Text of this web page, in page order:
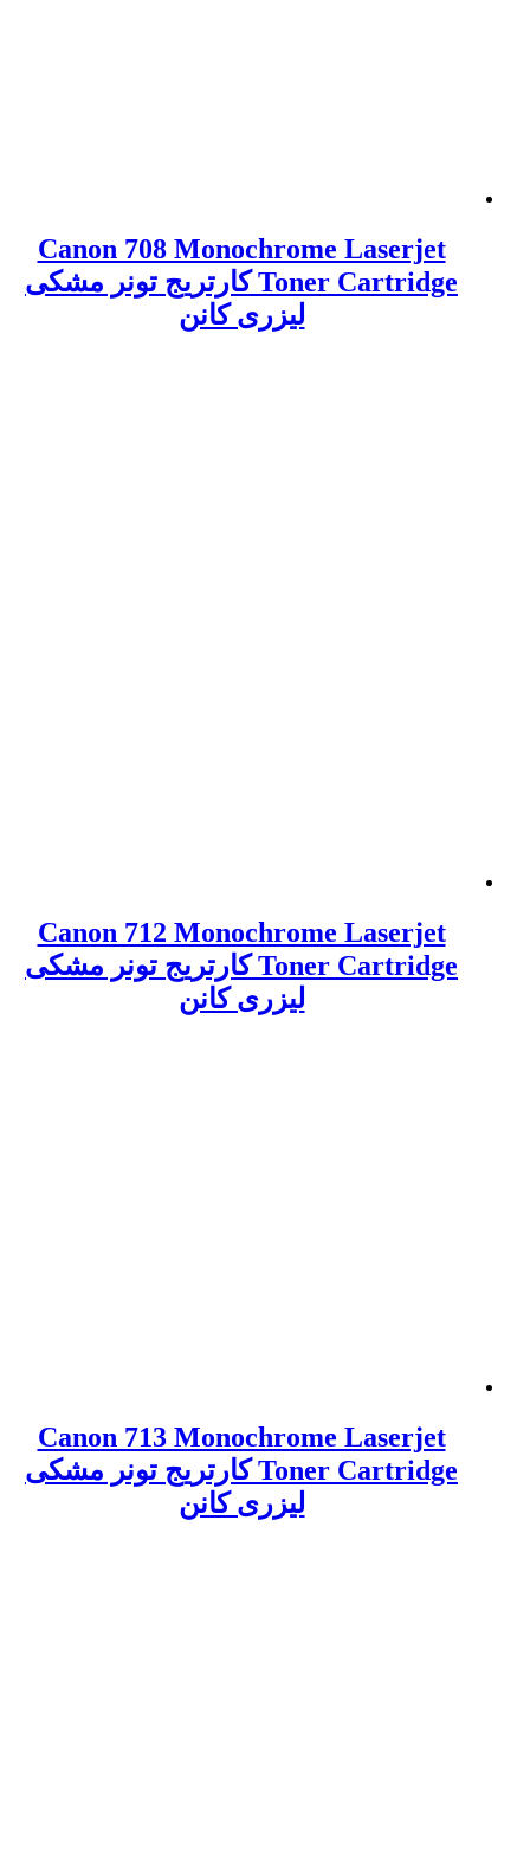
Canon 708 Monochrome Laserjet
Toner Cartridge کارتریج تونر مشکی
لیزری کانن
Canon 712 Monochrome Laserjet
Toner Cartridge کارتریج تونر مشکی
لیزری کانن
Canon 713 Monochrome Laserjet
Toner Cartridge کارتریج تونر مشکی
لیزری کانن